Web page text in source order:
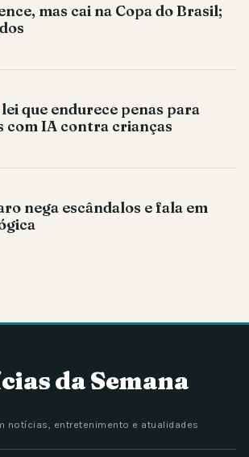
mas cai na Copa do Brasil;
que endurece penas para
com IA contra crianças
nega escândalos e fala em
da Semana
notícias, entretenimento e atualidades